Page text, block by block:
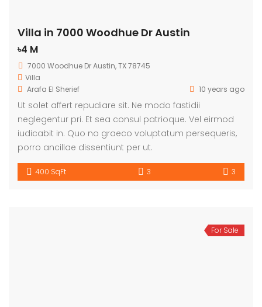
Villa in 7000 Woodhue Dr Austin
৳4 M
7000 Woodhue Dr Austin, TX 78745
Villa
Arafa El Sherief
10 years ago
Ut solet affert repudiare sit. Ne modo fastidii
neglegentur pri. Et sea consul patrioque. Vel eirmod
iudicabit in. Quo no graeco voluptatum persequeris,
porro ancillae dissentiunt per ut.
400 SqFt 3 3
For Sale